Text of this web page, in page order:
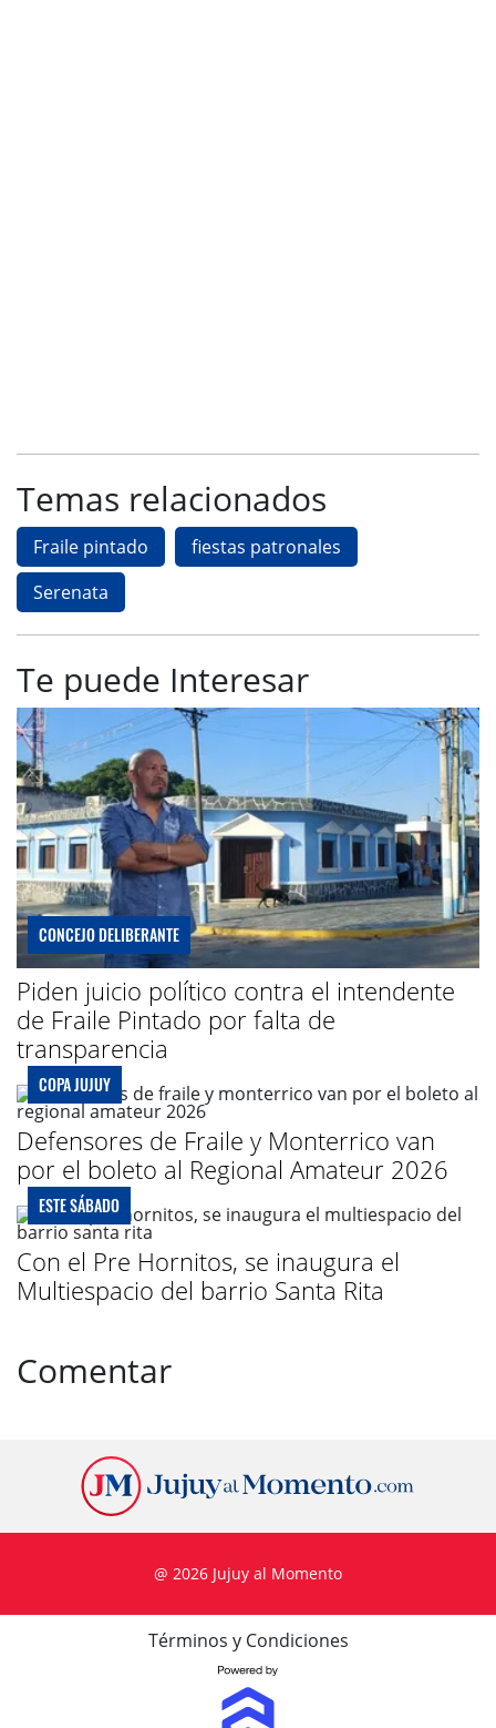
Temas relacionados
Fraile pintado
fiestas patronales
Serenata
Te puede Interesar
CONCEJO DELIBERANTE
Piden juicio político contra el intendente
de Fraile Pintado por falta de
transparencia
COPA JUJUY
Defensores de Fraile y Monterrico van
por el boleto al Regional Amateur 2026
ESTE SÁBADO
Con el Pre Hornitos, se inaugura el
Multiespacio del barrio Santa Rita
Comentar
@ 2026 Jujuy al Momento
Términos y Condiciones